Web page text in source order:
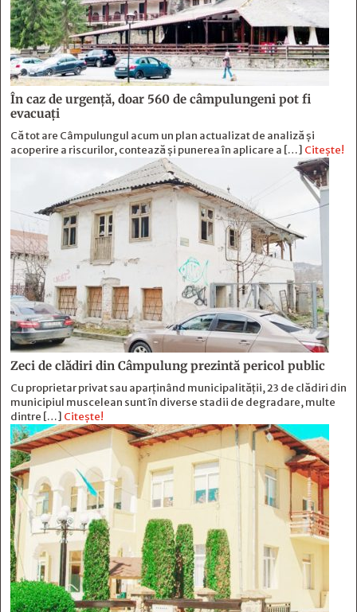
În caz de urgență, doar 560 de câmpulungeni pot fi
evacuați
Că tot are Câmpulungul acum un plan actualizat de analiză și
acoperire a riscurilor, contează și punerea în aplicare a […] Citește!
Zeci de clădiri din Câmpulung prezintă pericol public
Cu proprietar privat sau aparținând municipalității, 23 de clădiri din
municipiul muscelean sunt în diverse stadii de degradare, multe
dintre […] Citește!